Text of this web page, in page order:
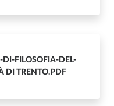
FILOSOFIA-DEL-
DI TRENTO.PDF